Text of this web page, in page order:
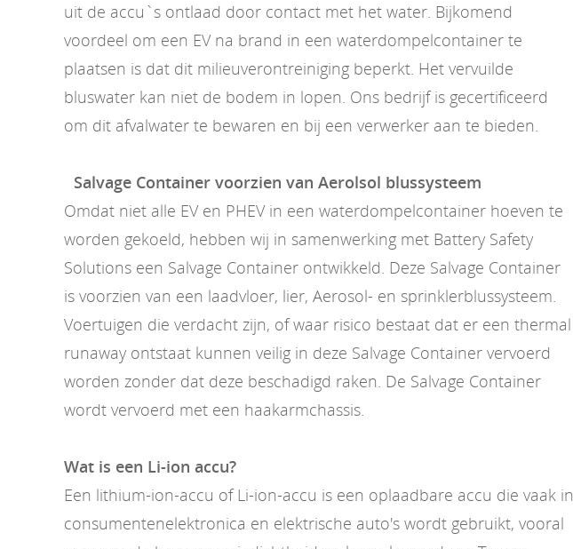
uit de accu`s ontlaad door contact met het water. Bijkomend
voordeel om een EV na brand in een waterdompelcontainer te
plaatsen is dat dit milieuverontreiniging beperkt. Het vervuilde
bluswater kan niet de bodem in lopen. Ons bedrijf is gecertificeerd
om dit afvalwater te bewaren en bij een verwerker aan te bieden.
Salvage Container voorzien van Aerolsol blussysteem
Omdat niet alle EV en PHEV in een waterdompelcontainer hoeven te
worden gekoeld, hebben wij in samenwerking met Battery Safety
Solutions een Salvage Container ontwikkeld. Deze Salvage Container
is voorzien van een laadvloer, lier, Aerosol- en sprinklerblussysteem.
Voertuigen die verdacht zijn, of waar risico bestaat dat er een thermal
runaway ontstaat kunnen veilig in deze Salvage Container vervoerd
worden zonder dat deze beschadigd raken. De Salvage Container
wordt vervoerd met een haakarmchassis.
Wat is een Li-ion accu?
Een lithium-ion-accu of Li-ion-accu is een oplaadbare accu die vaak in
consumentenelektronica en elektrische auto's wordt gebruikt, vooral